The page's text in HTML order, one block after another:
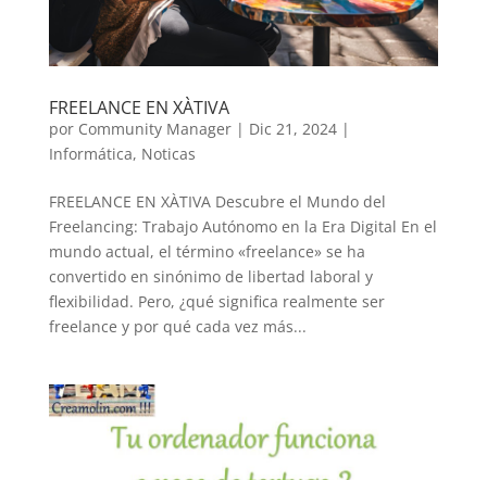
FREELANCE EN XÀTIVA
por Community Manager| Dic 21, 2024|
Informática, Noticas
FREELANCE EN XÀTIVA Descubre el Mundo del
Freelancing: Trabajo Autónomo en la Era Digital En el
mundo actual, el término «freelance» se ha
convertido en sinónimo de libertad laboral y
flexibilidad. Pero, ¿qué significa realmente ser
freelance y por qué cada vez más...